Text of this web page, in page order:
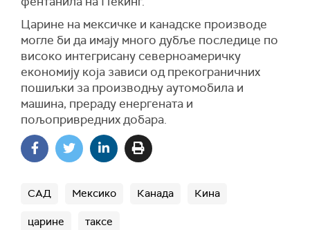
Царине на мексичке и канадске производе
могле би да имају много дубље последице по
високо интегрисану северноамеричку
економију која зависи од прекограничних
пошиљки за производњу аутомобила и
машина, прераду енергената и
пољопривредних добара.
САД Мексико Канада Кина
царине таксе